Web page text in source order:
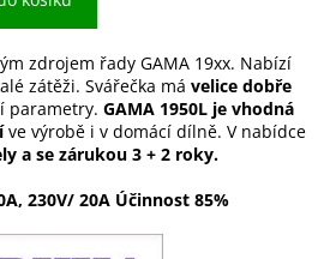
zdrojem řady GAMA 19xx. Nabízí
zátěži. Svářečka má velice dobře
parametry. GAMA 1950L je vhodná
ve výrobě i v domácí dílně. V nabídce
a se zárukou 3 + 2 roky.
230V/ 20A Účinnost 85%